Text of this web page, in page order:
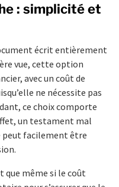
: simplicité et
écrit entièrement
vue, cette option
avec un coût de
ne nécessite pas
ce choix comporte
un testament mal
peut facilement être
que même si le coût